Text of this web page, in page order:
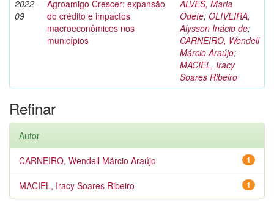
2022-
09
Agroamigo Crescer: expansão
do crédito e impactos
macroeconômicos nos
municípios
ALVES, Maria
Odete; OLIVEIRA,
Alysson Inácio de;
CARNEIRO, Wendell
Márcio Araújo;
MACIEL, Iracy
Soares Ribeiro
Refinar
Autor
1
CARNEIRO, Wendell Márcio Araújo
1
MACIEL, Iracy Soares Ribeiro